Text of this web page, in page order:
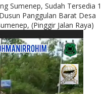
Sumenep, Sudah Tersedia 1
Panggulan Barat Desa
(Pinggir Jalan Raya)